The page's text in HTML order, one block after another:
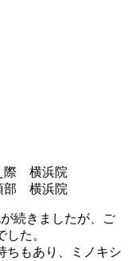
続きましたが、ご
た。
ちもあり、ミノキシ